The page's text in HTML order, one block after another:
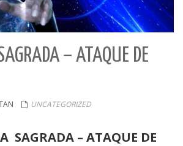
– ATAQUE DE
UNCATEGORIZED
SAGRADA – ATAQUE DE